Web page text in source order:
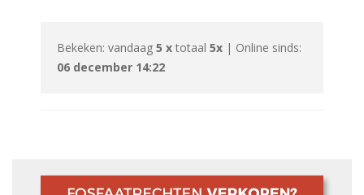
Bekeken: vandaag 5 x totaal 5x | Online sinds:
06 december 14:22